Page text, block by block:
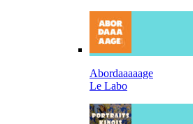
Abordaaaaage
Le Labo